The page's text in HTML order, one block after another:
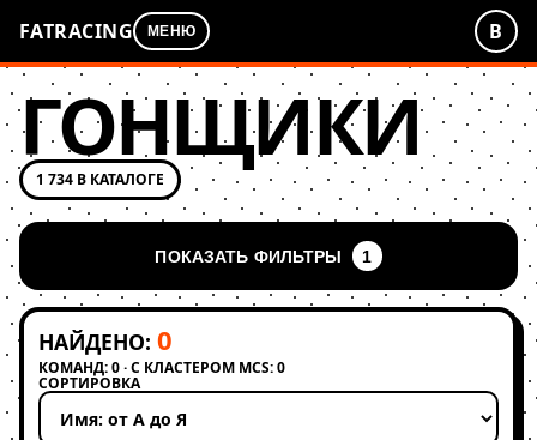
FATRACING МЕНЮ В
ГОНЩИКИ
1 734 В КАТАЛОГЕ
ПОКАЗАТЬ ФИЛЬТРЫ 1
НАЙДЕНО: 0
КОМАНД: 0 · С КЛАСТЕРОМ MCS: 0
СОРТИРОВКА
Применить сортировку